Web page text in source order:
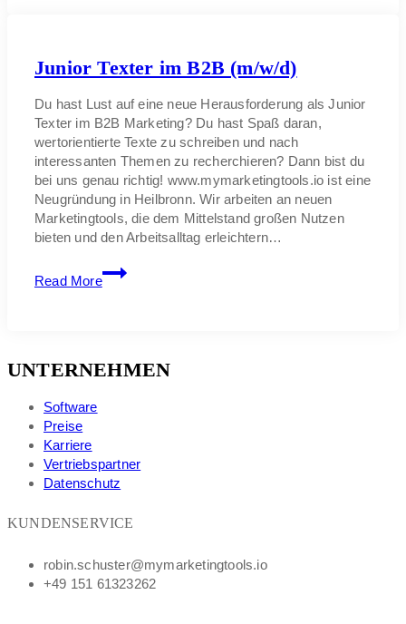
Junior Texter im B2B (m/w/d)
Du hast Lust auf eine neue Herausforderung als Junior
Texter im B2B Marketing? Du hast Spaß daran,
wertorientierte Texte zu schreiben und nach
interessanten Themen zu recherchieren? Dann bist du
bei uns genau richtig! www.mymarketingtools.io ist eine
Neugründung in Heilbronn. Wir arbeiten an neuen
Marketingtools, die dem Mittelstand großen Nutzen
bieten und den Arbeitsalltag erleichtern…
Read More
Junior
Texter
UNTERNEHMEN
Software
Preise
Karriere
Vertriebspartner
Datenschutz
KUNDENSERVICE
robin.schuster@mymarketingtools.io
+49 151 61323262